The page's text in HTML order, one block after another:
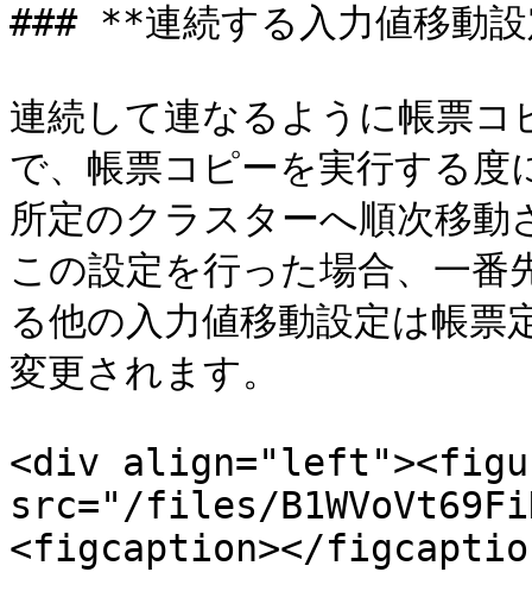
### **連続する入力値移動
連続して連なるように帳票コ
で、帳票コピーを実行する
所定のクラスターへ順次移
この設定を行った場合、一番
る他の入力値移動設定は帳票
変更されます。
<div
src="/files/
<figcaption></